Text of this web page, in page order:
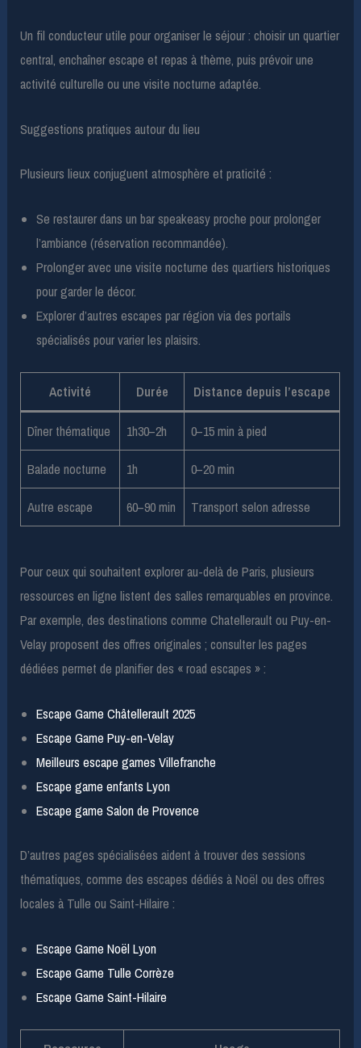
Un fil conducteur utile pour organiser le séjour : choisir un quartier
central, enchaîner escape et repas à thème, puis prévoir une
activité culturelle ou une visite nocturne adaptée.
Suggestions pratiques autour du lieu
Plusieurs lieux conjuguent atmosphère et praticité :
Se restaurer dans un bar speakeasy proche pour prolonger
l’ambiance (réservation recommandée).
Prolonger avec une visite nocturne des quartiers historiques
pour garder le décor.
Explorer d’autres escapes par région via des portails
spécialisés pour varier les plaisirs.
Activité Durée Distance depuis l’escape
Dîner thématique 1h30–2h 0–15 min à pied
Balade nocturne 1h 0–20 min
Autre escape 60–90 min Transport selon adresse
Pour ceux qui souhaitent explorer au-delà de Paris, plusieurs
ressources en ligne listent des salles remarquables en province.
Par exemple, des destinations comme Chatellerault ou Puy-en-
Velay proposent des offres originales ; consulter les pages
dédiées permet de planifier des « road escapes » :
Escape Game Châtellerault 2025
Escape Game Puy-en-Velay
Meilleurs escape games Villefranche
Escape game enfants Lyon
Escape game Salon de Provence
D’autres pages spécialisées aident à trouver des sessions
thématiques, comme des escapes dédiés à Noël ou des offres
locales à Tulle ou Saint-Hilaire :
Escape Game Noël Lyon
Escape Game Tulle Corrèze
Escape Game Saint-Hilaire